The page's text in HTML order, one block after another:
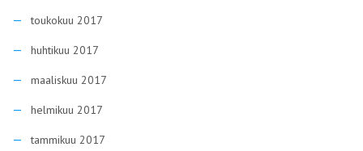
toukokuu 2017
huhtikuu 2017
maaliskuu 2017
helmikuu 2017
tammikuu 2017